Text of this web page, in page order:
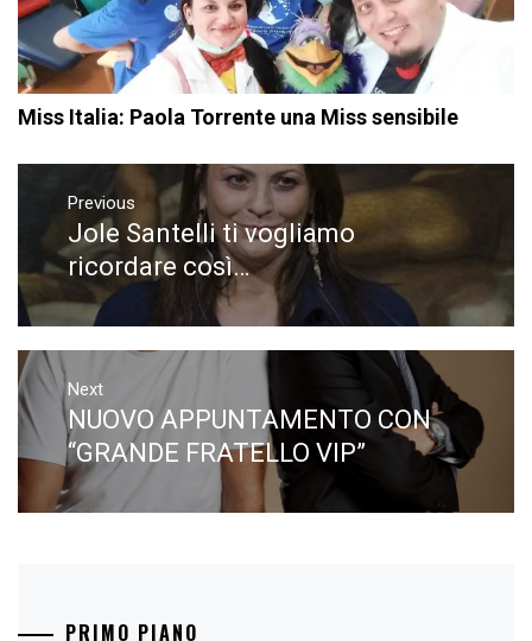
Miss Italia: Paola Torrente una Miss sensibile
Navigazione
articoli
Previous
Previous
post:
Jole Santelli ti vogliamo
ricordare così…
Next
Next
post:
NUOVO APPUNTAMENTO CON
“GRANDE FRATELLO VIP”
PRIMO PIANO